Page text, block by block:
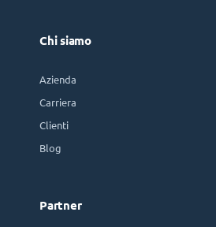
Chi siamo
Azienda
Carriera
Clienti
Blog
Partner